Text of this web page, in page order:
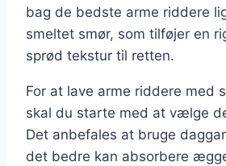
bag de bedste arme riddere
smeltet smør, som tilføjer en
sprød tekstur til retten.
For at lave arme riddere med
skal du starte med at vælge
Det anbefales at bruge
det bedre kan absorbere